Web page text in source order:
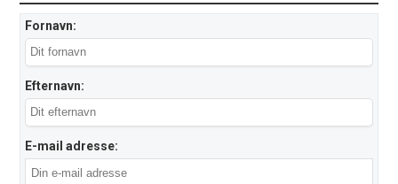
Fornavn:
Efternavn:
E-mail adresse: